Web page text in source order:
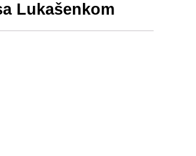
Lukašenkom